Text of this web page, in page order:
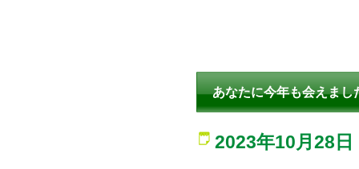
あなたに今年も会えまし
2023年10月28日